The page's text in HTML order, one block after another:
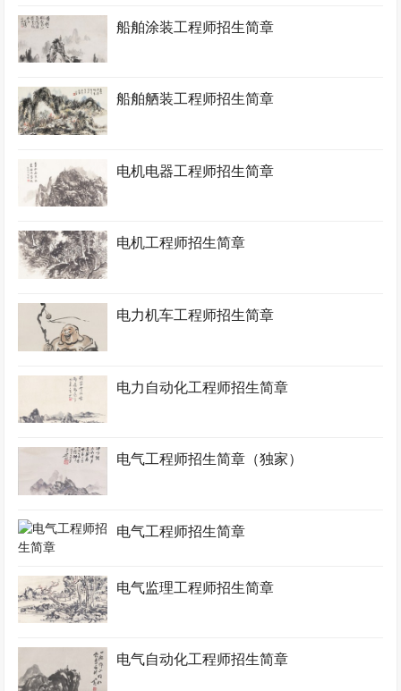
船舶涂装工程师招生简章
船舶舾装工程师招生简章
电机电器工程师招生简章
电机工程师招生简章
电力机车工程师招生简章
电力自动化工程师招生简章
电气工程师招生简章（独家）
电气工程师招生简章
电气监理工程师招生简章
电气自动化工程师招生简章